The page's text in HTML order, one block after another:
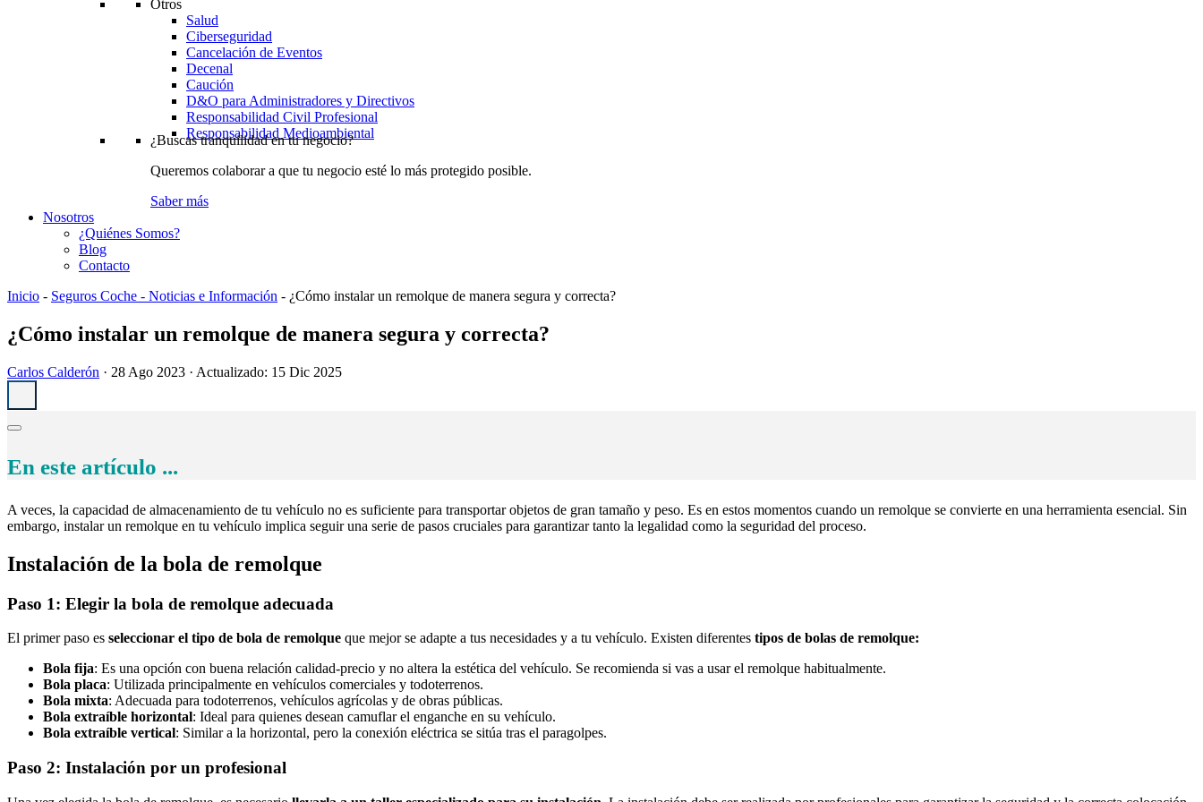
Otros
Salud
Ciberseguridad
Cancelación de Eventos
Decenal
Caución
D&O para Administradores y Directivos
Responsabilidad Civil Profesional
Responsabilidad Medioambiental
¿Buscas tranquilidad en tu negocio?
Queremos colaborar a que tu negocio esté lo más protegido posible.
Saber más
Nosotros
¿Quiénes Somos?
Blog
Contacto
Inicio - Seguros Coche - Noticias e Información - ¿Cómo instalar un remolque de manera segura y correcta?
¿Cómo instalar un remolque de manera segura y correcta?
Carlos Calderón · 28 Ago 2023 · Actualizado: 15 Dic 2025
En este artículo ...
A veces, la capacidad de almacenamiento de tu vehículo no es suficiente para transportar objetos de gran tamaño y peso. Es en estos momentos cuando un remolque se convierte en una herramienta esencial. Sin
embargo, instalar un remolque en tu vehículo implica seguir una serie de pasos cruciales para garantizar tanto la legalidad como la seguridad del proceso.
Instalación de la bola de remolque
Paso 1: Elegir la bola de remolque adecuada
El primer paso es seleccionar el tipo de bola de remolque que mejor se adapte a tus necesidades y a tu vehículo. Existen diferentes tipos de bolas de remolque:
Bola fija: Es una opción con buena relación calidad-precio y no altera la estética del vehículo. Se recomienda si vas a usar el remolque habitualmente.
Bola placa: Utilizada principalmente en vehículos comerciales y todoterrenos.
Bola mixta: Adecuada para todoterrenos, vehículos agrícolas y de obras públicas.
Bola extraíble horizontal: Ideal para quienes desean camuflar el enganche en su vehículo.
Bola extraíble vertical: Similar a la horizontal, pero la conexión eléctrica se sitúa tras el paragolpes.
Paso 2: Instalación por un profesional